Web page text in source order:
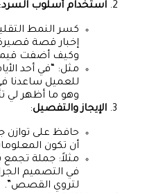
استخدام أسلوب السرد:
كسر النمط
إخبار قصة
وكيف أضفت قيمة
مثل: “في أحد
وهو ما أظهر لي
الإيجاز والتفصيل:
حافظ على توازن
أن تكون
مثلاً: جملة تجمع
في التصميم
لتروي القصص”.